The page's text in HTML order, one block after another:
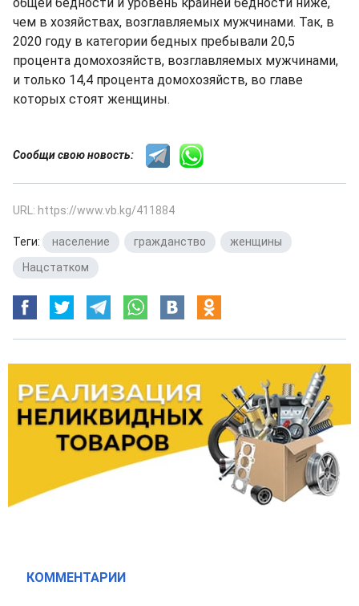
общей бедности и уровень крайней бедности ниже,
чем в хозяйствах, возглавляемых мужчинами. Так, в
2020 году в категории бедных пребывали 20,5
процента домохозяйств, возглавляемых мужчинами,
и только 14,4 процента домохозяйств, во главе
которых стоят женщины.
Сообщи свою новость:
URL: https://www.vb.kg/411884
Теги: население гражданство женщины
Нацстатком
КОММЕНТАРИИ